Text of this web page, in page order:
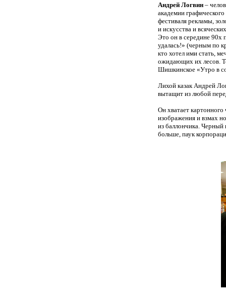
Андрей Логвин –
академии
фестиваля рекламы,
и искусства и
Это он в середине 90х
удалась!» (черным по
кто хотел ими стать,
ожидающих их лесов.
Шишкинское «Утро в
Лихой казак Андрей
вытащит из любой
Он хватает картонного
изображения и взмах
из баллончика. Черный
больше, паук